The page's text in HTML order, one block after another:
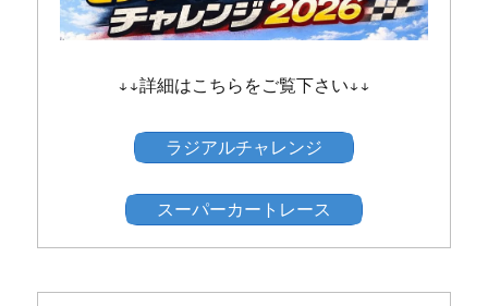
↓↓詳細はこちらをご覧下さい↓↓
ラジアルチャレンジ
スーパーカートレース